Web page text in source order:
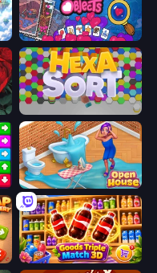
Hidden Objects
Open House
Goods Triple Match 3D